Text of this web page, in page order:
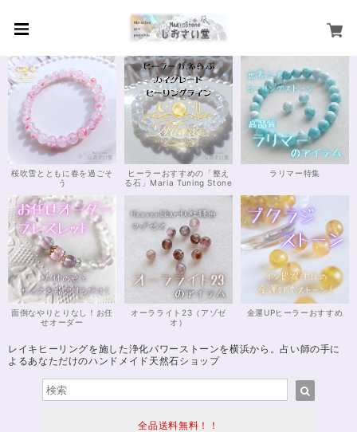
桜吹雪とともに春を過ごそ
う
ヒーラーおすすめの「整え
る石」Maria Tuning Stone
ラリマー特集
面倒なやりとりなし！お任
せオーダー
オーラライト23（アゾゼ
オ）
金運UPヒーラーおすすめ
レイキヒーリングを施した浄化パワーストーンを横浜から。占い師の手に
よるあなただけのハンドメイド天然石ショップ
全品送料無料！！